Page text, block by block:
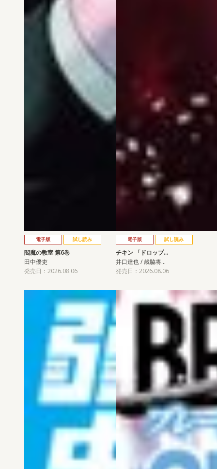
電子版 試し読み
閻魔の教室 第6巻
田中優吏
発売日：2026.08.06
電子版 試し読み
チキン 「ドロップ…
井口達也 / 歳脇将…
発売日：2026.08.06